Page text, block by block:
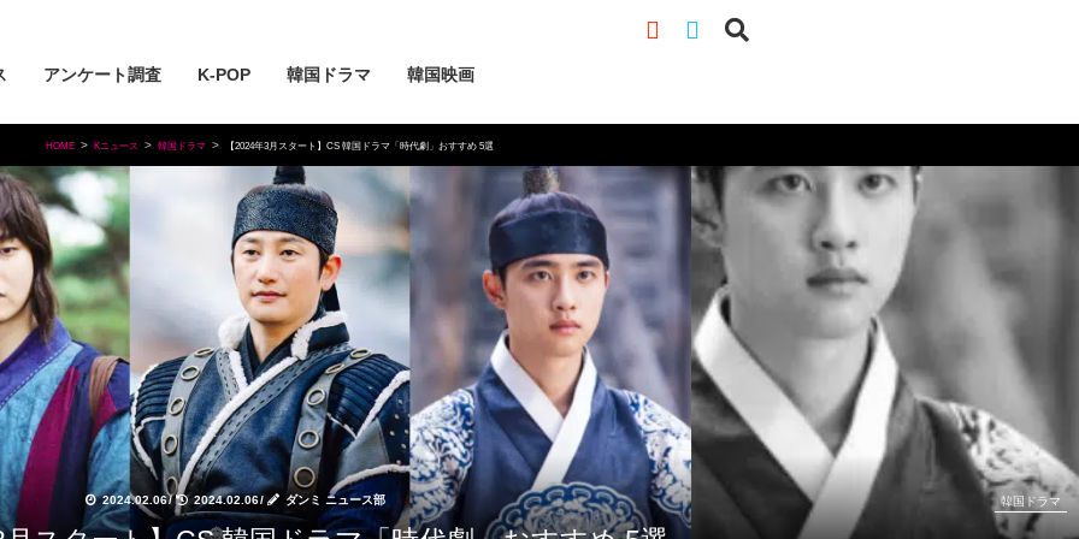
アンケート調査 K-POP 韓国ドラマ 韓国映画
HOME Kニュース 韓国ドラマ 【2024年3月スタート】CS 韓国ドラマ「時代劇」おすすめ 5選
2024.02.06/ 2024.02.06/ ダンミ ニュース部 韓国ドラマ